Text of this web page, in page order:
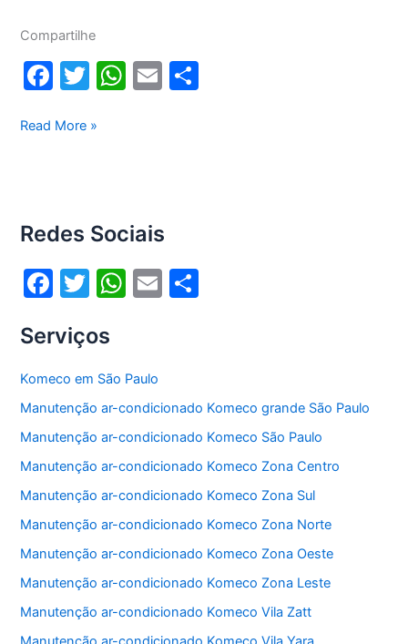
Compartilhe
F
c
o
o
k
T
itt
W
p
p
E
Assistência
Read More »
Redes Sociais
F
c
e
b
o
o
k
T
itt
er
W
s
A
p
p
E
Serviços
Komeco em São Paulo
Manutenção ar-condicionado Komeco grande São Paulo
Manutenção ar-condicionado Komeco São Paulo
Manutenção ar-condicionado Komeco Zona Centro
Manutenção ar-condicionado Komeco Zona Sul
Manutenção ar-condicionado Komeco Zona Norte
Manutenção ar-condicionado Komeco Zona Oeste
Manutenção ar-condicionado Komeco Zona Leste
Manutenção ar-condicionado Komeco Vila Zatt